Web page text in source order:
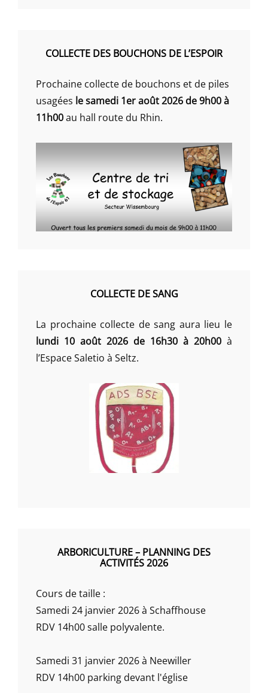
COLLECTE DES BOUCHONS DE L’ESPOIR
Prochaine collecte de bouchons et de piles
usagées le samedi 1er août 2026 de 9h00 à
11h00au hall route du Rhin.
COLLECTE DE SANG
La prochaine collecte de sang aura lieu le
lundi 10 août 2026 de 16h30 à 20h00 à
l’Espace Saletio à Seltz.
ARBORICULTURE – PLANNING DES
ACTIVITÉS 2026
Cours de taille :
Samedi 24 janvier 2026 à Schaffhouse
RDV 14h00 salle polyvalente.
Samedi 31 janvier 2026 à Neewiller
RDV 14h00 parking devant l'église